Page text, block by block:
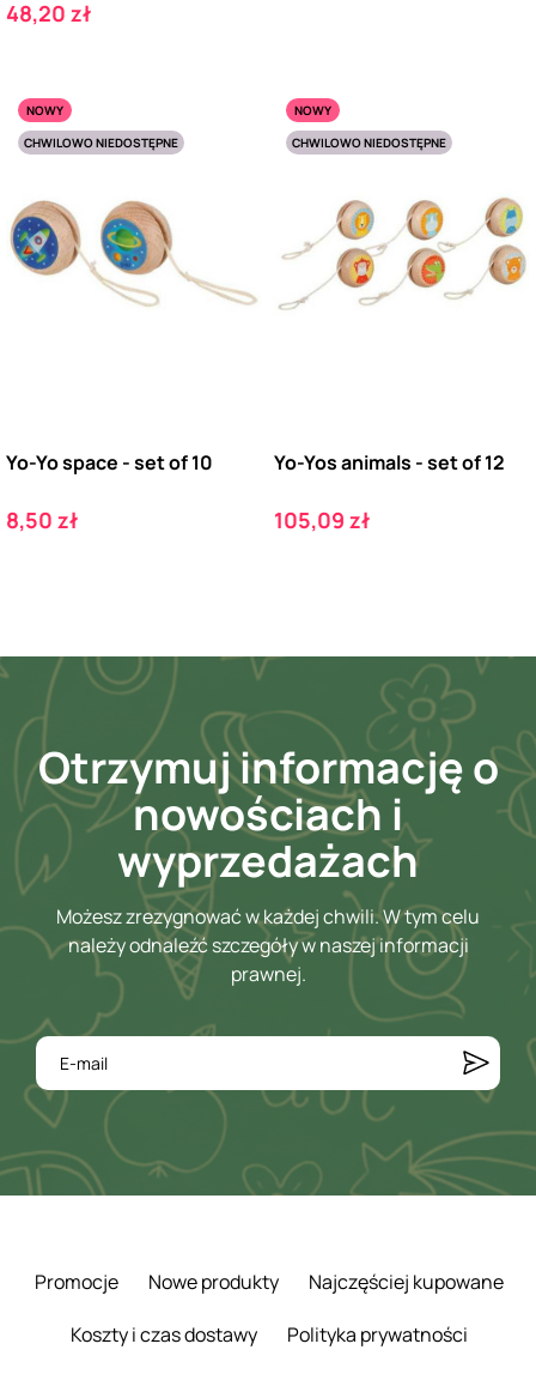
Cena
48,20 zł
NOWY
CHWILOWO NIEDOSTĘPNE
Yo-Yo space - set of 10
Cena
8,50 zł
NOWY
CHWILOWO NIEDOSTĘPNE
Yo-Yos animals - set of 12
Cena
105,09 zł
Otrzymuj informację o
nowościach i
wyprzedażach
Możesz zrezygnować w każdej chwili. W tym celu
należy odnaleźć szczegóły w naszej informacji
prawnej.
Promocje Nowe produkty
Najczęściej kupowane
Koszty i czas dostawy
Polityka prywatności